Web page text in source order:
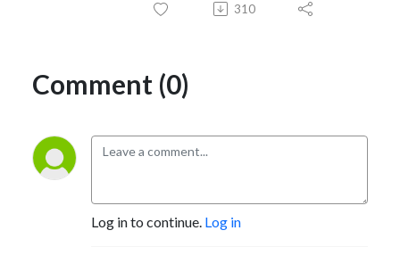
310
Comment (0)
Log in to continue. Log in